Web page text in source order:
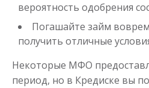
вероятность одобрения
Погашайте займ
получить отличные
Некоторые МФО
период, но в Кредиске вы